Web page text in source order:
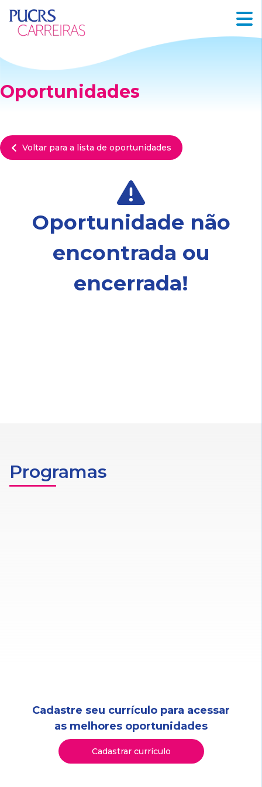
Oportunidades
Voltar para a lista de oportunidades
Oportunidade não
encontrada ou
encerrada!
Programas
Cadastre seu currículo para acessar
as melhores oportunidades
Cadastrar currículo